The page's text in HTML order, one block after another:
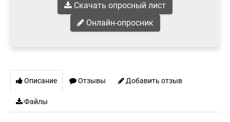
Скачать опросный лист
Онлайн-опросник
Описание Отзывы Добавить отзыв
Файлы